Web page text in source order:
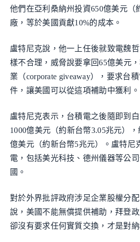
他們在亞利桑納州投資650億美元（
廠，等於美國貢獻10%的成本。
盧特尼克說，他一上任後就致電魏
樣不合理，威脅說要拿回65億美元
業（corporate giveaway），要求台
件，讓美國可以從這項補助中獲利。
盧特尼克表示，台積電之後隨即到
1000億美元（約新台幣3.05兆元）
億美元（約新台幣5兆元）。盧特尼
電，包括美光科技、德州儀器等公
國。
對於外界批評政府涉足企業股權分
說，美國不能無償提供補助，拜登
卻沒有要求任何實質交換，才是對納